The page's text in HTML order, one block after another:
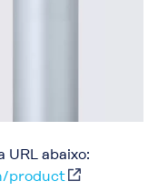
URL abaixo:
product